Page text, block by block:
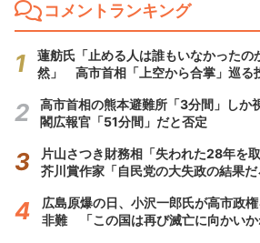
コメントランキング
蓮舫氏「止める人は誰もいなかったの
然」 高市首相「上空から合掌」巡る
高市首相の熊本避難所「3分間」し
閣広報官「51分間」だと否定
片山さつき財務相「失われた28年を
芥川賞作家「自民党の大失政の結果だ
広島原爆の日、小沢一郎氏が高市政
非難 「この国は再び滅亡に向かいか